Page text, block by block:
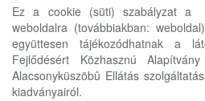
Ez a cookie (süti) szabályzat a
weboldalra (továbbiakban:
együttesen tájékozódhatnak a
Fejlődésért Közhasznú
Alacsonyküszöbû Ellátás
kiadványairól.